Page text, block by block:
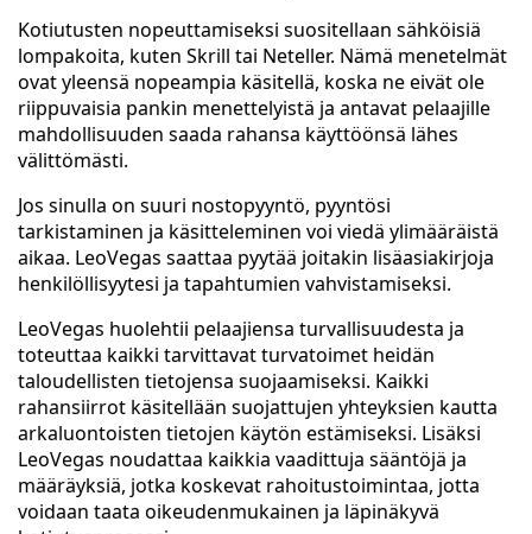
Kotiutusten nopeuttamiseksi suositellaan sähköisiä
lompakoita, kuten Skrill tai Neteller. Nämä menetelmät
ovat yleensä nopeampia käsitellä, koska ne eivät ole
riippuvaisia pankin menettelyistä ja antavat pelaajille
mahdollisuuden saada rahansa käyttöönsä lähes
välittömästi.
Jos sinulla on suuri nostopyyntö, pyyntösi
tarkistaminen ja käsitteleminen voi viedä ylimääräistä
aikaa. LeoVegas saattaa pyytää joitakin lisäasiakirjoja
henkilöllisyytesi ja tapahtumien vahvistamiseksi.
LeoVegas huolehtii pelaajiensa turvallisuudesta ja
toteuttaa kaikki tarvittavat turvatoimet heidän
taloudellisten tietojensa suojaamiseksi. Kaikki
rahansiirrot käsitellään suojattujen yhteyksien kautta
arkaluontoisten tietojen käytön estämiseksi. Lisäksi
LeoVegas noudattaa kaikkia vaadittuja sääntöjä ja
määräyksiä, jotka koskevat rahoitustoimintaa, jotta
voidaan taata oikeudenmukainen ja läpinäkyvä